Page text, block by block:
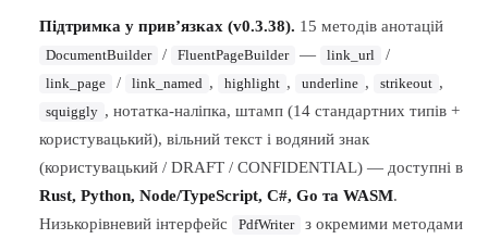
Підтримка у прив’язках (v0.3.38). 15 методів анотацій
DocumentBuilder / FluentPageBuilder — link_url /
link_page / link_named , highlight , underline , strikeout ,
squiggly , нотатка-наліпка, штамп (14 стандартних типів +
користувацький), вільний текст і водяний знак
(користувацький / DRAFT / CONFIDENTIAL) — доступні в
Rust, Python, Node/TypeScript, C#, Go та WASM.
Низькорівневий інтерфейс
PdfWriter
з окремими методами